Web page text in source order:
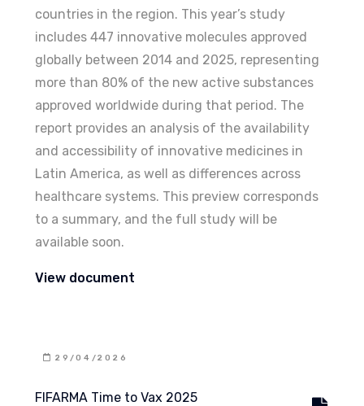
countries in the region. This year’s study
includes 447 innovative molecules approved
globally between 2014 and 2025, representing
more than 80% of the new active substances
approved worldwide during that period. The
report provides an analysis of the availability
and accessibility of innovative medicines in
Latin America, as well as differences across
healthcare systems. This preview corresponds
to a summary, and the full study will be
available soon.
View document
29/04/2026
FIFARMA Time to Vax 2025